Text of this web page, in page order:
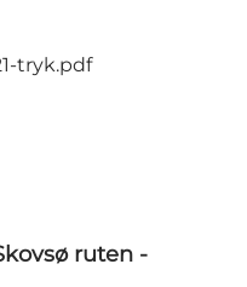
tryk.pdf
ruten -